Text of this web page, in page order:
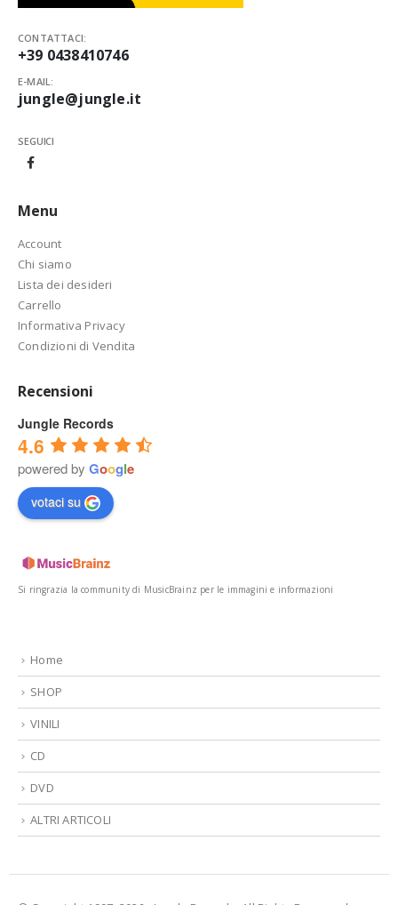
CONTATTACI:
+39 0438410746
E-MAIL:
jungle@jungle.it
SEGUICI
Menu
Account
Chi siamo
Lista dei desideri
Carrello
Informativa Privacy
Condizioni di Vendita
Recensioni
Jungle Records
4.6
powered by Google
votaci su
Si ringrazia la community di MusicBrainz per le immagini e informazioni
Home
SHOP
VINILI
CD
DVD
ALTRI ARTICOLI